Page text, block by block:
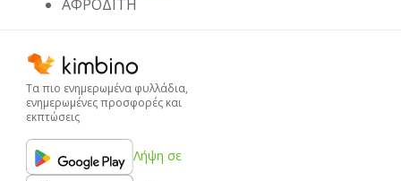
ΑΦΡΟΔΙΤΗ
Τα πιο ενημερωμένα φυλλάδια,
ενημερωμένες προσφορές και
εκπτώσεις
Λήψη σε